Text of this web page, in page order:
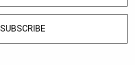
SUBSCRIBE